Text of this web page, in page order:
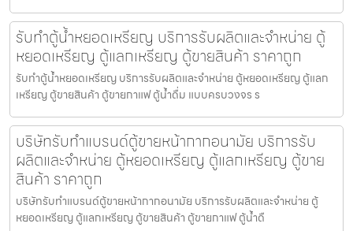
รับทำตู้น้ำหยอดเหรียญ บริการรับผลิตและจำหน่าย ตู้
หยอดเหรียญ ตู้แลกเหรียญ ตู้ขายสินค้า ราคาถูก
รับทำตู้น้ำหยอดเหรียญ บริการรับผลิตและจำหน่าย ตู้หยอดเหรียญ ตู้แลก
เหรียญ ตู้ขายสินค้า ตู้ขายกาแฟ ตู้น้ำดื่ม แบบครบวงจร ร
บริษัทรับทำแบรนด์ตู้ขายหน้ากากอนามัย บริการรับ
ผลิตและจำหน่าย ตู้หยอดเหรียญ ตู้แลกเหรียญ ตู้ขาย
สินค้า ราคาถูก
บริษัทรับทำแบรนด์ตู้ขายหน้ากากอนามัย บริการรับผลิตและจำหน่าย ตู้
หยอดเหรียญ ตู้แลกเหรียญ ตู้ขายสินค้า ตู้ขายกาแฟ ตู้น้ำดื